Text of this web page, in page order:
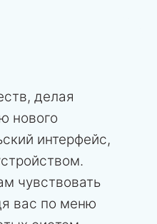
делая
нового
интерфейс,
чувствовать
вас по меню